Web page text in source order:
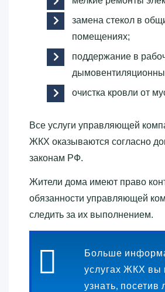
замена стекол в
помещениях;
поддержание в
очистка кровли от
Все услуги управляющей
ЖКХ оказываются согласно
законам РФ.
Жители дома имеют право
обязанности управляющей
следить за их выполнением.
Больше
услугах ЖКХ вы
узнать, посетив